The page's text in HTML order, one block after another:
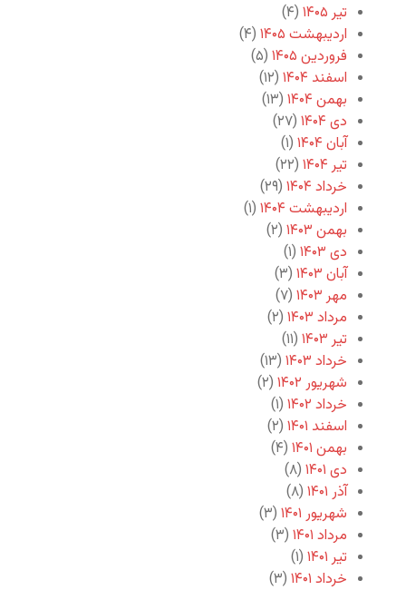
تیر ۱۴۰۵
(۴)
اردیبهشت ۱۴۰۵
(۴)
فروردین ۱۴۰۵
(۵)
اسفند ۱۴۰۴
(۱۲)
بهمن ۱۴۰۴
(۱۳)
دی ۱۴۰۴
(۲۷)
آبان ۱۴۰۴
(۱)
تیر ۱۴۰۴
(۲۲)
خرداد ۱۴۰۴
(۲۹)
اردیبهشت ۱۴۰۴
(۱)
بهمن ۱۴۰۳
(۲)
دی ۱۴۰۳
(۱)
آبان ۱۴۰۳
(۳)
مهر ۱۴۰۳
(۷)
مرداد ۱۴۰۳
(۲)
تیر ۱۴۰۳
(۱۱)
خرداد ۱۴۰۳
(۱۳)
شهریور ۱۴۰۲
(۲)
خرداد ۱۴۰۲
(۱)
اسفند ۱۴۰۱
(۲)
بهمن ۱۴۰۱
(۴)
دی ۱۴۰۱
(۸)
آذر ۱۴۰۱
(۸)
شهریور ۱۴۰۱
(۳)
مرداد ۱۴۰۱
(۳)
تیر ۱۴۰۱
(۱)
خرداد ۱۴۰۱
(۳)